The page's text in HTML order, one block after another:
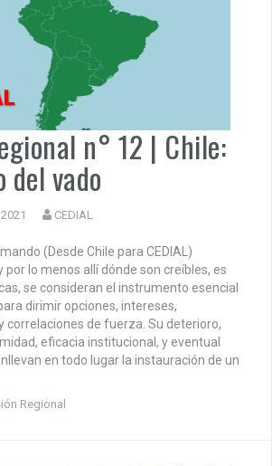
n° 12 | Chile:
del vado
CEDIAL
(Desde Chile para CEDIAL)
por lo menos allí dónde son creíbles, es
se consideran el instrumento esencial
dirimir opciones, intereses,
correlaciones de fuerza. Su deterioro,
eficacia institucional, y eventual
en todo lugar la instauración de un
Regional